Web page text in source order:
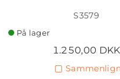
S3579
På lager
1.250,00 DKK